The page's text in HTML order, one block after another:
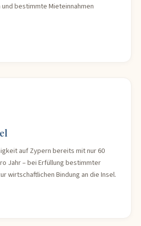
bestimmte Mieteinnahmen
auf Zypern bereits mit nur 60
Jahr – bei Erfüllung bestimmter
wirtschaftlichen Bindung an die Insel.